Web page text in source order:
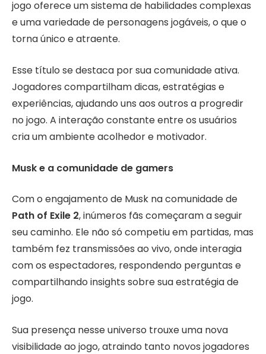
jogo oferece um sistema de habilidades complexas
e uma variedade de personagens jogáveis, o que o
torna único e atraente.
Esse título se destaca por sua comunidade ativa.
Jogadores compartilham dicas, estratégias e
experiências, ajudando uns aos outros a progredir
no jogo. A interação constante entre os usuários
cria um ambiente acolhedor e motivador.
Musk e a comunidade de gamers
Com o engajamento de Musk na comunidade de
Path of Exile 2, inúmeros fãs começaram a seguir
seu caminho. Ele não só competiu em partidas, mas
também fez transmissões ao vivo, onde interagia
com os espectadores, respondendo perguntas e
compartilhando insights sobre sua estratégia de
jogo.
Sua presença nesse universo trouxe uma nova
visibilidade ao jogo, atraindo tanto novos jogadores